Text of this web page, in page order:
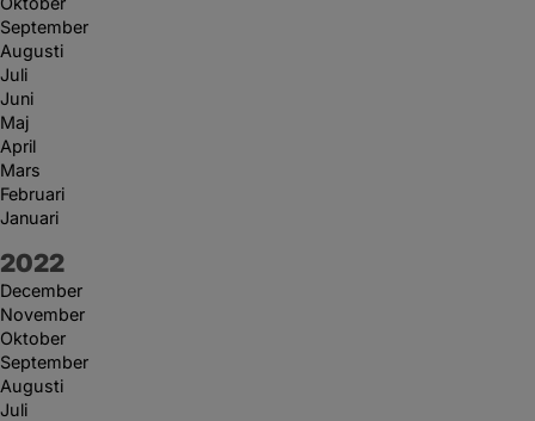
September
Augusti
Juli
Juni
Maj
April
Mars
Februari
Januari
År:
2022
December
November
Oktober
September
Augusti
Juli